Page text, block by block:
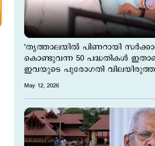
'തൃത്താലയില്‍ പിണറായി
കൊണ്ടുവന്ന 50 പദ്ധതികള്‍
ഇവയുടെ പുരോഗതി
May 12, 2026